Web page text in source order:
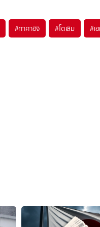
#ทาคาอิจิ #โตเลิม #เ